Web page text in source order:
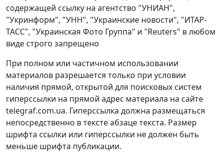
содержащей ссылку на агентство "УНИАН",
"Укринформ", "УНН", "Украинские новости", "ИТАР-
ТАСС", "Украинская Фото Группа" и "Reuters" в любом
виде строго запрещено
При полном или частичном использовании
материалов разрешается только при условии
наличия прямой, открытой для поисковых систем
гиперссылки на прямой адрес материала на сайте
telegraf.com.ua. Гиперссылка должна размещаться
непосредственно в тексте абзаце текста. Размер
шрифта ссылки или гиперссылки не должен быть
меньше шрифта публикации.